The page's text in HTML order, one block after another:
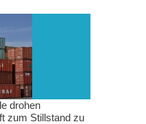
drohen
zum Stillstand zu